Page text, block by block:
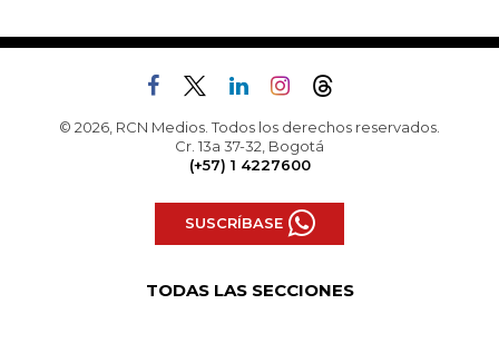
© 2026, RCN Medios. Todos los derechos reservados.
Cr. 13a 37-32, Bogotá
(+57) 1 4227600
SUSCRÍBASE
TODAS LAS SECCIONES